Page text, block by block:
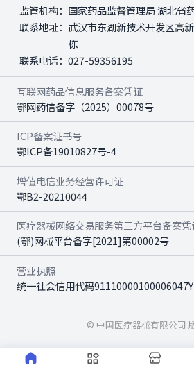
监管机构： 国家药品监督管理局 湖北省
联系地址： 武汉市东湖新技术开发区高
栋
联系电话： 027-59356195
互联网药品信息服务备案凭证
鄂网药信备字（2025）00078号
ICP备案证书号
鄂ICP备19010827号-4
增值电信业务经营许可证
鄂B2-20210044
医疗器械网络交易服务第三方平台备案凭
(鄂)网械平台备字[2021]第00002号
营业执照
统一社会信用代码91110000100006047Y
© 中国医疗器械有限公司